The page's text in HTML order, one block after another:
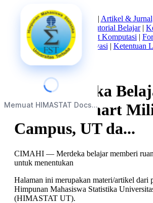
Memuat HIMASTAT Docs...
Beranda|Tentang Kami | Artikel & Jurnal
Mata Kuliah Statistika
Tutorial Belajar|
Struktur Himpunan Alat Komputasi |
Kebijakan Privasi | Ketentuan
Saat Merdeka
Bertemu Smart
Campus, UT da...
CIMAHI — Merdeka belajar memberi
untuk menentukan
Halaman ini merupakan materi/artikel dari
Himpunan Mahasiswa Statistika
(HIMASTAT UT).